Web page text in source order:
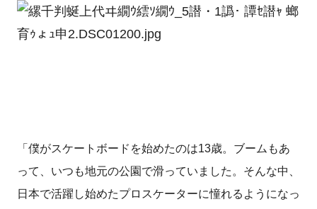
「僕がスケートボードを始めたのは13歳。 ブームもあ
って、いつも地元の公園で滑っていました。そんな中、
日本で活躍し始めたプロスケーターに憧れるようになっ